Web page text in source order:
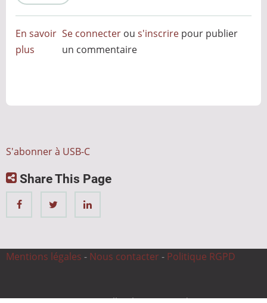
En savoir
plus
Se connecter ous'inscrire pour publier
un commentaire
S'abonner à USB-C
Share This Page
Mentions légales - Nous contacter - Politique RGPD